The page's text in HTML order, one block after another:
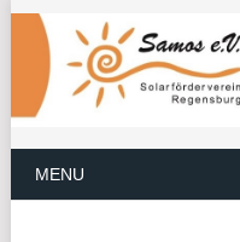
MENU